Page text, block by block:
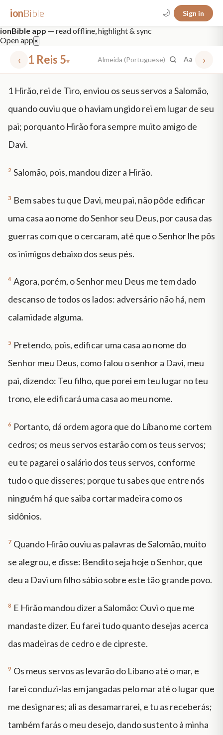
ionBible 🌙 Sign in
ionBible app — read offline, highlight & sync
Open app ×
‹ 1 Reis 5▾ Almeida (Portuguese) Aa ›
mt 5 nt faith "peace that passeth" grace -law
1 Hirão, rei de Tiro, enviou os seus servos a Salomão,
quando ouviu que o haviam ungido rei em lugar de seu
pai; porquanto Hirão fora sempre muito amigo de
Davi.
2 Salomão, pois, mandou dizer a Hirão.
3 Bem sabes tu que Davi, meu pai, não pôde edificar
uma casa ao nome do Senhor seu Deus, por causa das
guerras com que o cercaram, até que o Senhor lhe pôs
os inimigos debaixo dos seus pés.
4 Agora, porém, o Senhor meu Deus me tem dado
descanso de todos os lados: adversário não há, nem
calamidade alguma.
5 Pretendo, pois, edificar uma casa ao nome do
Senhor meu Deus, como falou o senhor a Davi, meu
pai, dizendo: Teu filho, que porei em teu lugar no teu
trono, ele edificará uma casa ao meu nome.
6 Portanto, dá ordem agora que do Líbano me cortem
cedros; os meus servos estarão com os teus servos;
eu te pagarei o salário dos teus servos, conforme
tudo o que disseres; porque tu sabes que entre nós
ninguém há que saiba cortar madeira como os
sidônios.
7 Quando Hirão ouviu as palavras de Salomão, muito
se alegrou, e disse: Bendito seja hoje o Senhor, que
deu a Davi um filho sábio sobre este tão grande povo.
8 E Hirão mandou dizer a Salomão: Ouvi o que me
mandaste dizer. Eu farei tudo quanto desejas acerca
das madeiras de cedro e de cipreste.
9 Os meus servos as levarão do Líbano até o mar, e
farei conduzi-las em jangadas pelo mar até o lugar que
me designares; ali as desamarrarei, e tu as receberás;
também farás o meu desejo, dando sustento à minha